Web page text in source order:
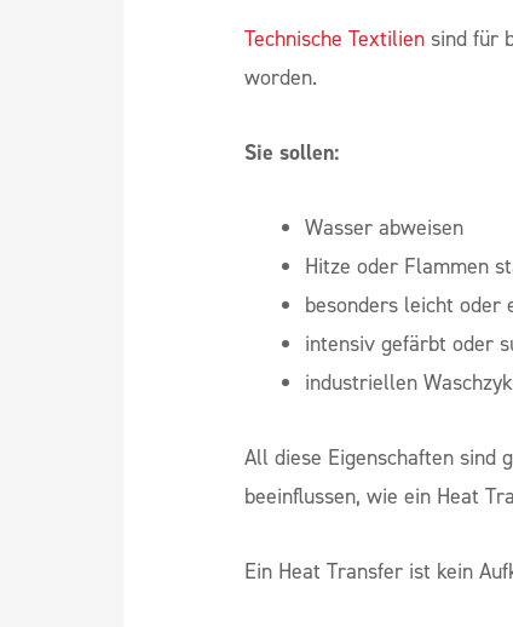
Technische Textilien sind für
worden.
Sie sollen:
Wasser abweisen
Hitze oder Flammen
besonders leicht oder
intensiv gefärbt oder
industriellen
All diese Eigenschaften sind
beeinflussen, wie ein Heat
Ein Heat Transfer ist kein